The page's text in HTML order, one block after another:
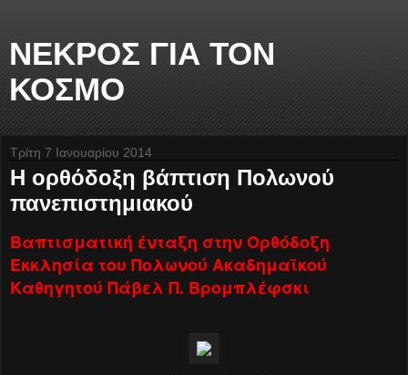
ΝΕΚΡΟΣ ΓΙΑ ΤΟΝ
ΚΟΣΜΟ
Τρίτη 7 Ιανουαρίου 2014
Η ορθόδοξη βάπτιση Πολωνού
πανεπιστημιακού
Βαπτισματική ένταξη στην Ορθόδοξη
Εκκλησία του Πολωνού Ακαδημαϊκού
Καθηγητού Πάβελ Π. Βρομπλέφσκι